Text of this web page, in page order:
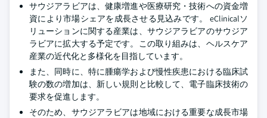
サウジアラビアは、健康増進や医療研究・技術への資金増
資により市場シェアを成長させる見込みです。 eClinicalソ
リューションに関する産業は、サウジアラビアのサウジア
ラビアに拡大する予定です。この取り組みは、ヘルスケア
産業の近代化と多様化を目指しています。
また、同時に、特に腫瘍学および慢性疾患における臨床試
験の数の増加は、新しい規則と比較して、電子臨床技術の
要求を促進します。
そのため、サウジアラビアは地域における重要な成長市場